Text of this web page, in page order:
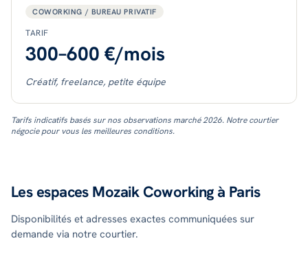
COWORKING / BUREAU PRIVATIF
TARIF
300–600 €/mois
Créatif, freelance, petite équipe
Tarifs indicatifs basés sur nos observations marché 2026. Notre courtier
négocie pour vous les meilleures conditions.
Les espaces Mozaik Coworking à Paris
Disponibilités et adresses exactes communiquées sur
demande via notre courtier.